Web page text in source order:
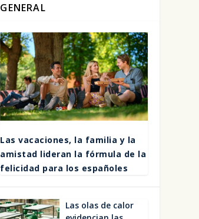
GENERAL
Las vaca­cio­nes, la fami­lia y la
amis­tad lide­ran la fór­mu­la de la
feli­ci­dad para los espa­ño­les
Las olas de calor